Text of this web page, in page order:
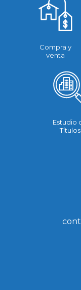
Compra y
venta
Estudio
Títulos